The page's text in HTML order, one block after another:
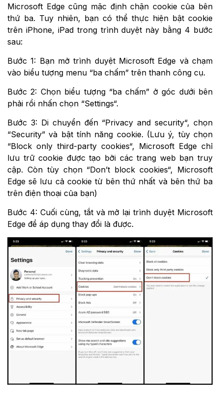
Microsoft Edge cũng mặc định chặn cookie của bên
thứ ba. Tuy nhiên, bạn có thể thực hiện bật cookie
trên iPhone, iPad trong trình duyệt này bằng 4 bước
sau:
Bước 1: Bạn mở trình duyệt Microsoft Edge và chạm
vào biểu tượng menu “ba chấm” trên thanh công cụ.
Bước 2: Chọn biểu tượng “ba chấm” ở góc dưới bên
phải rồi nhấn chọn “Settings“.
Bước 3: Di chuyển đến “Privacy and security“, chọn
“Security” và bật tính năng cookie. (Lưu ý, tùy chọn
“Block only third-party cookies“, Microsoft Edge chỉ
lưu trữ cookie được tạo bởi các trang web bạn truy
cập. Còn tùy chọn “Don’t block cookies“, Microsoft
Edge sẽ lưu cả cookie từ bên thứ nhất và bên thứ ba
trên điện thoại của bạn)
Bước 4: Cuối cùng, tắt và mở lại trình duyệt Microsoft
Edge để áp dụng thay đổi là được.